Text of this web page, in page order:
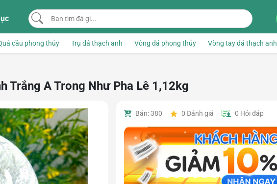
Bạn tìm đá gì...
cầu phong thủy Trụ đá thạch anh Vòng đá phong thủy Vòng tay đá thạch anh
Trắng A Trong Như Pha Lê 1,12kg
Bán: 380 0 Đánh giá 0 Hỏi đáp